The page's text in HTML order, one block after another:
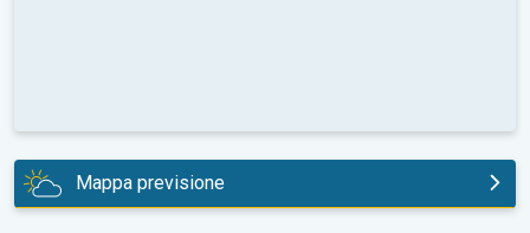
Mappa previsione